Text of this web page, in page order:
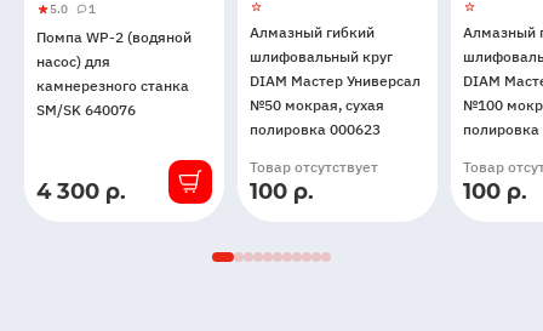
Помпа
WP-
2
(водяной
камнерезного
5.0
5
1 1
Помпа WP-2 (водяной
насос) для
камнерезного станка
SM/SK 640076
В
4 300 р.
Алмазный гибкий
шлифовальный круг
DIAM Мастер Универсал
№50 мокрая, сухая
полировка 000623
Товар отсутствует
100 р.
Алмазный
DIAM
№100
Товар
100 р.